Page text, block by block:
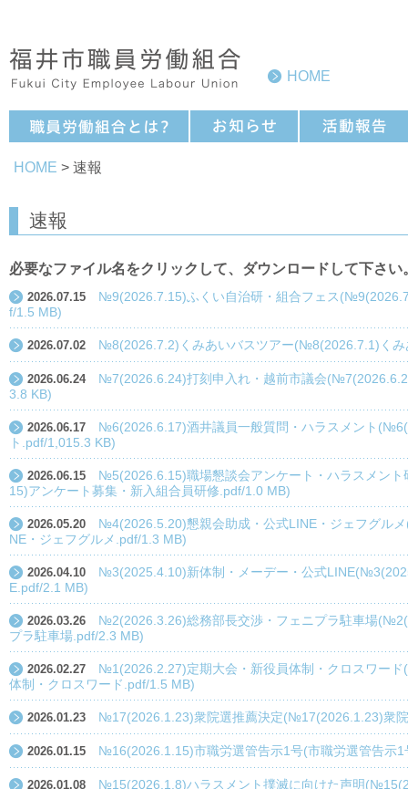
HOME
HOME > 速報
速報
必要なファイル名をクリックして、ダウンロードして下さい
2026.07.15
№9(2026.7.15)ふくい自治研・組合フェス
f/1.5 MB)
2026.07.02 №8(2026.7.2)くみあいバスツアー(№8(2026.7.1)くみ
2026.06.24
№7(2026.6.24)打刻申入れ・越前市議会
3.8 KB)
2026.06.17
№6(2026.6.17)酒井議員一般質問・ハラスメント
ト.pdf/1,015.3 KB)
2026.06.15
№5(2026.6.15)職場懇談会アンケート・ハラスメン
15)アンケート募集・新入組合員研修.pdf/1.0 MB)
2026.05.20
№4(2026.5.20)懇親会助成・公式LINE・ジェフグル
NE・ジェフグルメ.pdf/1.3 MB)
2026.04.10
№3(2025.4.10)新体制・メーデー・公式
E.pdf/2.1 MB)
2026.03.26
№2(2026.3.26)総務部長交渉・フェニプラ駐車場
プラ駐車場.pdf/2.3 MB)
2026.02.27
№1(2026.2.27)定期大会・新役員体制・クロスワー
体制・クロスワード.pdf/1.5 MB)
2026.01.23 №17(2026.1.23)衆院選推薦決定(№17(2026.1.23)衆
2026.01.15 №16(2026.1.15)市職労選管告示1号(市職労選管告示1
2026.01.08
№15(2026.1.8)ハラスメント撲滅に向けた声明